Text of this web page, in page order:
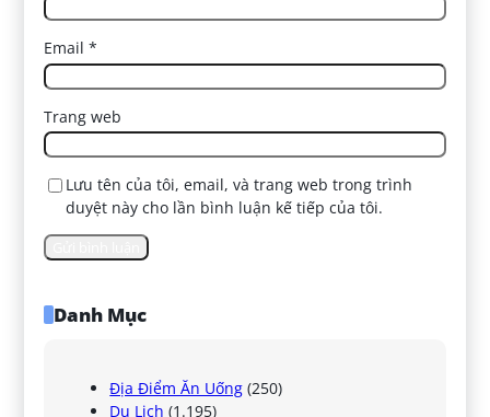
Email*
Trang web
Lưu tên của tôi, email, và trang web trong trình
duyệt này cho lần bình luận kế tiếp của tôi.
Danh Mục
Địa Điểm Ăn Uống (250)
Du Lịch (1.195)